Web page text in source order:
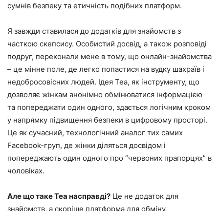
сумнів безпеку та етичність подібних платформ.
Я завжди ставилася до додатків для знайомств з
часткою скепсису. Особистий досвід, а також розповіді
подруг, переконали мене в тому, що онлайн-знайомства
– це мінне поле, де легко попастися на вудку шахраїв і
недобросовісних людей. Ідея Tea, як інструменту, що
дозволяє жінкам анонімно обмінюватися інформацією
та попереджати один одного, здається логічним кроком
у напрямку підвищення безпеки в цифровому просторі.
Це як сучасний, технологічний аналог тих самих
Facebook-груп, де жінки діляться досвідом і
попереджають один одного про “червоних прапорцях” в
чоловіках.
Але що таке Tea насправді? Це не додаток для
знайомств, а скоріше платформа для обміну